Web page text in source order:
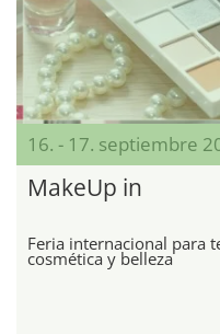
16. - 17. septiembre
MakeUp in
Feria internacional para
cosmética y belleza